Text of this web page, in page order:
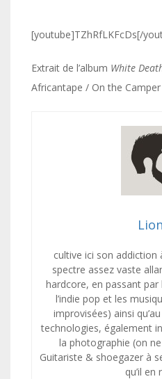
[youtube]TZhRfLKFcDs[/
Extrait de l’album White
Africantape / On the
cultive ici son addiction
spectre assez vaste
hardcore, en passant par
l’indie pop et les
improvisées) ainsi
technologies, également
la photographie (on
Guitariste & shoegazer à
qu’il en